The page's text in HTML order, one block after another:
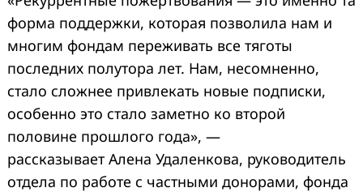
форма поддержки, которая позволила нам и
многим фондам переживать все тяготы
последних полутора лет. Нам, несомненно,
стало сложнее привлекать новые подписки,
особенно это стало заметно ко второй
половине прошлого года», —
рассказывает Алена Удаленкова, руководитель
отдела по работе с частными донорами, фонда